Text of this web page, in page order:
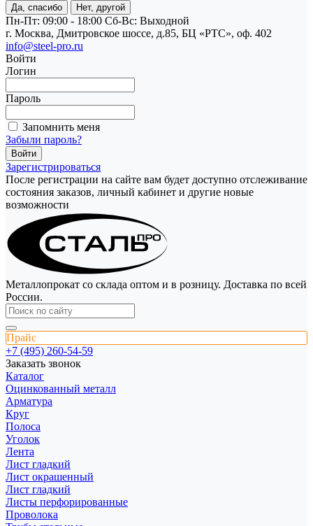
Да, спасибо Нет, другой
Пн-Пт: 09:00 - 18:00 Cб-Вс: Выходной
г. Москва, Дмитровское шоссе, д.85, БЦ «РТС», оф. 402
info@steel-pro.ru
Войти
Логин
Пароль
Запомнить меня
Забыли пароль?
Зарегистрироваться
После регистрации на сайте вам будет доступно отслеживание
состояния заказов, личный кабинет и другие новые
возможности
Металлопрокат со склада оптом и в розницу. Доставка по всей
России.
Прайс
+7 (495) 260-54-59
Заказать звонок
Каталог
Оцинкованный металл
Арматура
Круг
Полоса
Уголок
Лента
Лист гладкий
Лист окрашенный
Лист гладкий
Листы перфорированные
Проволока